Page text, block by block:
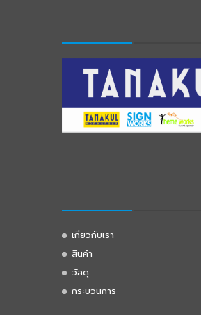
เกี่ยวกับเรา
สินค้า
วัสดุ
กระบวนการ